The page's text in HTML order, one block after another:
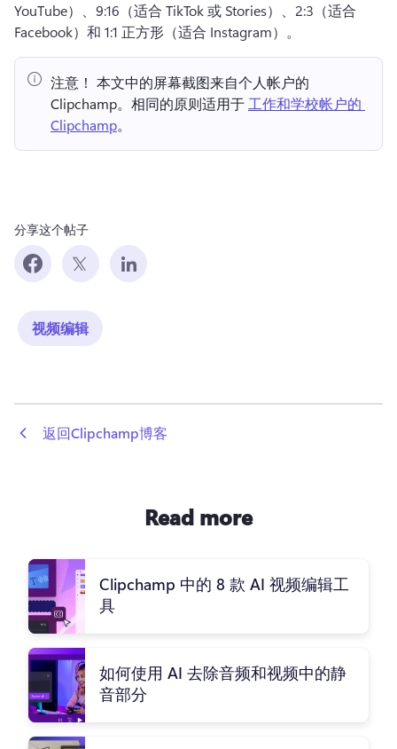
YouTube）、9:16（适合 TikTok 或 Stories）、2:3（适合
Facebook）和 1:1 正方形（适合 Instagram）。
注意！ 本文中的屏幕截图来自个人帐户的
Clipchamp。相同的原则适用于 工作和学校帐户的
Clipchamp。
分享这个帖子
视频编辑
返回Clipchamp博客
Read more
Clipchamp 中的 8 款 AI 视频编辑工
具
如何使用 AI 去除音频和视频中的静
音部分